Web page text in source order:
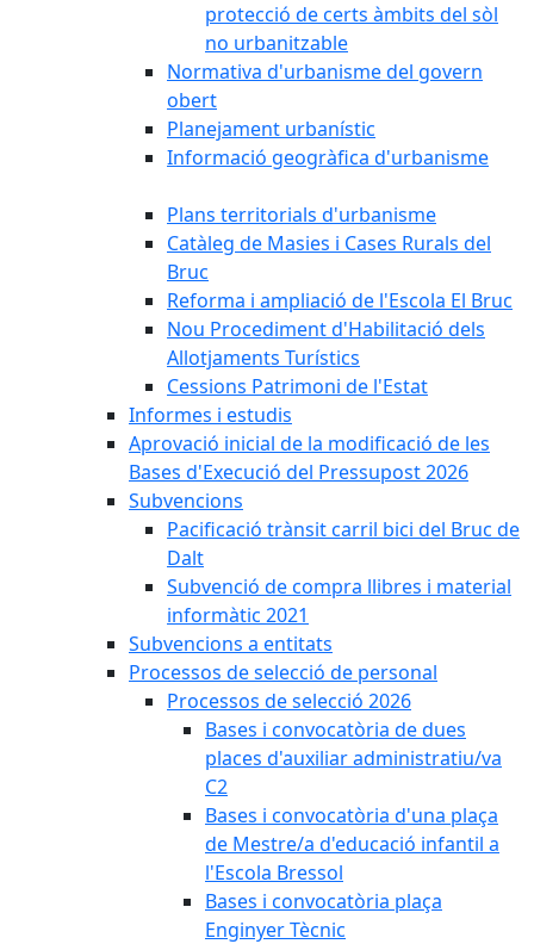
protecció de certs àmbits del sòl
no urbanitzable
Normativa d'urbanisme del govern
obert
Planejament urbanístic
Informació geogràfica d'urbanisme
Plans territorials d'urbanisme
Catàleg de Masies i Cases Rurals del
Bruc
Reforma i ampliació de l'Escola El Bruc
Nou Procediment d'Habilitació dels
Allotjaments Turístics
Cessions Patrimoni de l'Estat
Informes i estudis
Aprovació inicial de la modificació de les
Bases d'Execució del Pressupost 2026
Subvencions
Pacificació trànsit carril bici del Bruc de
Dalt
Subvenció de compra llibres i material
informàtic 2021
Subvencions a entitats
Processos de selecció de personal
Processos de selecció 2026
Bases i convocatòria de dues
places d'auxiliar administratiu/va
C2
Bases i convocatòria d'una plaça
de Mestre/a d'educació infantil a
l'Escola Bressol
Bases i convocatòria plaça
Enginyer Tècnic